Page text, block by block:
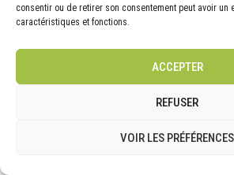
consentir ou de retirer son consentement peut avoir un
caractéristiques et fonctions.
ACCEPTER
REFUSER
VOIR LES PRÉFÉRENCES